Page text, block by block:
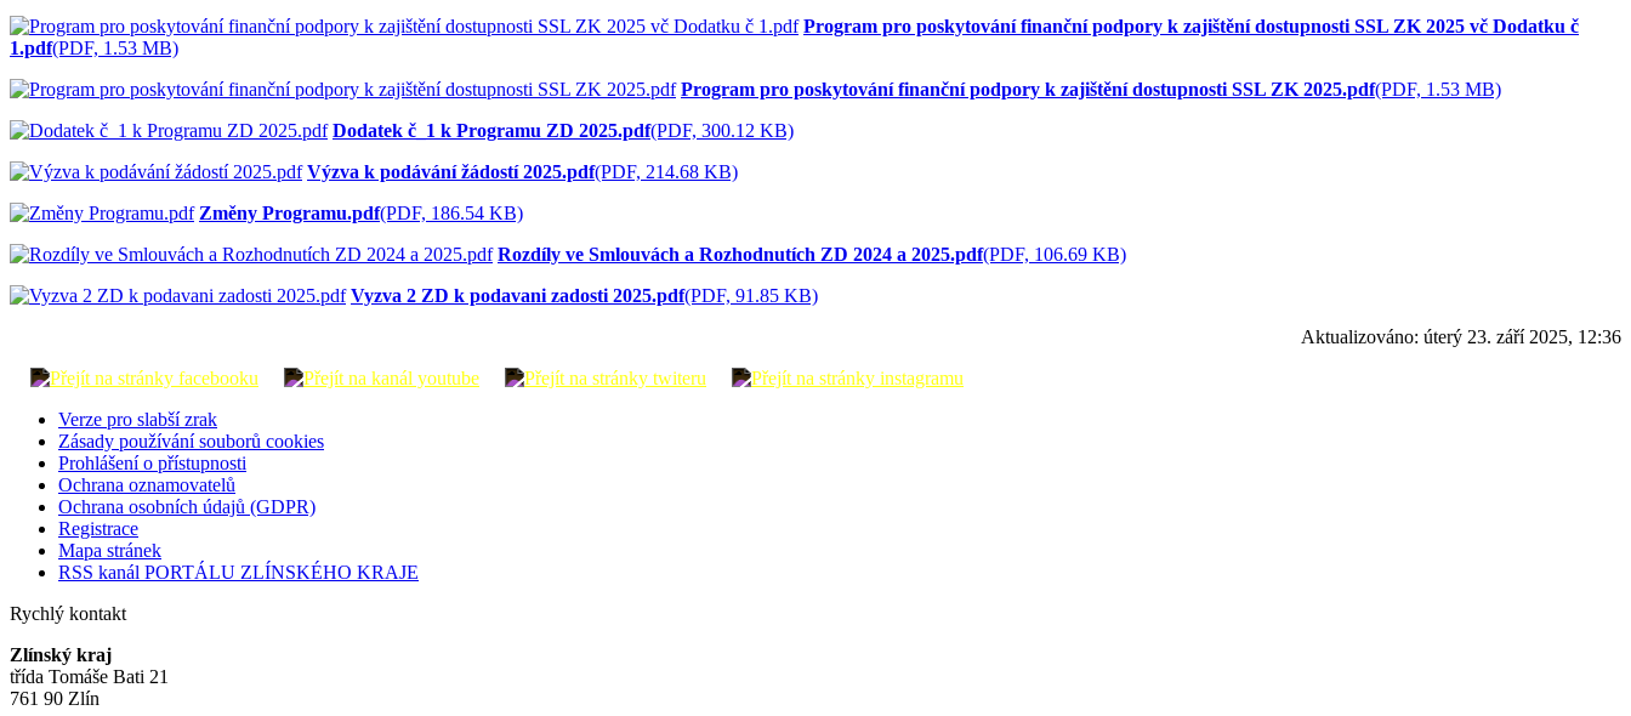
Program pro poskytování finanční podpory k zajištění dostupnosti SSL ZK 2025 vč Dodatku č
1.pdf(PDF, 1.53 MB)
Program pro poskytování finanční podpory k zajištění dostupnosti SSL ZK 2025.pdf(PDF, 1.53 MB)
Dodatek č_1 k Programu ZD 2025.pdf(PDF, 300.12 KB)
Výzva k podávání žádostí 2025.pdf(PDF, 214.68 KB)
Změny Programu.pdf(PDF, 186.54 KB)
Rozdíly ve Smlouvách a Rozhodnutích ZD 2024 a 2025.pdf(PDF, 106.69 KB)
Vyzva 2 ZD k podavani zadosti 2025.pdf(PDF, 91.85 KB)
Aktualizováno: úterý 23. září 2025, 12:36
Verze pro slabší zrak
Zásady používání souborů cookies
Prohlášení o přístupnosti
Ochrana oznamovatelů
Ochrana osobních údajů (GDPR)
Registrace
Mapa stránek
RSS kanál PORTÁLU ZLÍNSKÉHO KRAJE
Rychlý kontakt
Zlínský kraj
třída Tomáše Bati 21
761 90 Zlín